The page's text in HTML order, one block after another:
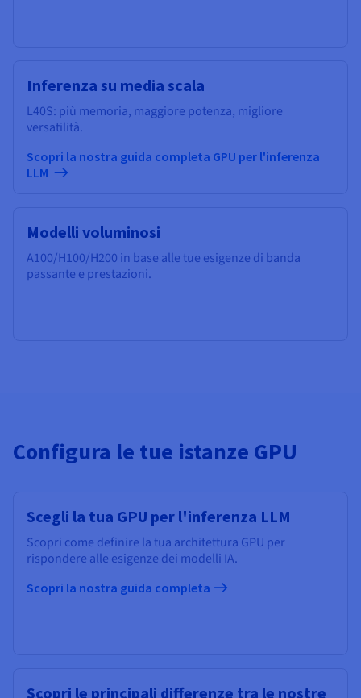
Inferenza su media scala
L40S: più memoria, maggiore potenza, migliore
versatilità.
Scopri la nostra guida completa GPU per l'inferenza
LLM
Modelli voluminosi
A100/H100/H200 in base alle tue esigenze di banda
passante e prestazioni.
Configura le tue istanze GPU
Scegli la tua GPU per l'inferenza LLM
Scopri come definire la tua architettura GPU per
rispondere alle esigenze dei modelli IA.
Scopri la nostra guida completa
Scopri le principali differenze tra le nostre